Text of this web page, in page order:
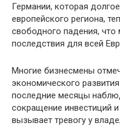
Германии, которая
европейского региона,
свободного падения,
последствия для всей
Многие бизнесмены
экономического
последние месяцы
сокращение инвестиций
вызывает тревогу у